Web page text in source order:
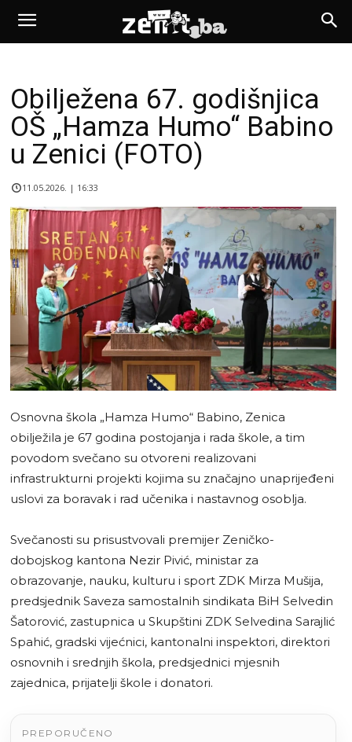
Obilježena 67. godišnjica
OŠ „Hamza Humo“ Babino
u Zenici (FOTO)
11.05.2026. | 16:33
Osnovna škola „Hamza Humo“ Babino, Zenica
obilježila je 67 godina postojanja i rada škole, a tim
povodom svečano su otvoreni realizovani
infrastrukturni projekti kojima su značajno unaprijeđeni
uslovi za boravak i rad učenika i nastavnog osoblja.
Svečanosti su prisustvovali premijer Zeničko-
dobojskog kantona Nezir Pivić, ministar za
obrazovanje, nauku, kulturu i sport ZDK Mirza Mušija,
predsjednik Saveza samostalnih sindikata BiH Selvedin
Šatorović, zastupnica u Skupštini ZDK Selvedina Sarajlić
Spahić, gradski vijećnici, kantonalni inspektori, direktori
osnovnih i srednjih škola, predsjednici mjesnih
zajednica, prijatelji škole i donatori.
PREPORUČENO